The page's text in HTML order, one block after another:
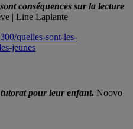
conséquences sur la lecture
| Line Laplante
quelles-sont-les-
jeunes
pour leur enfant. Noovo